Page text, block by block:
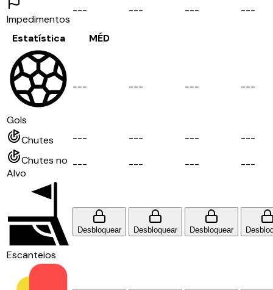
Impedimentos
--- --- --- ---
Estatística MÉD
Gols
--- --- --- ---
Chutes --- --- --- ---
Chutes no
Alvo
--- --- --- ---
Escanteios
Desbloquear Desbloquear Desbloquear